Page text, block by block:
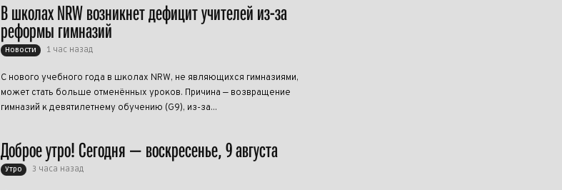
В школах NRW возникнет дефицит учителей из-за
реформы гимназий
Новости 1 час назад
С нового учебного года в школах NRW, не являющихся гимназиями,
может стать больше отменённых уроков. Причина — возвращение
гимназий к девятилетнему обучению (G9), из-за...
Доброе утро! Сегодня — воскресенье, 9 августа
Утро 3 часа назад